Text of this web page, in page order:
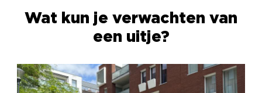
Wat kun je verwachten van
een uitje?